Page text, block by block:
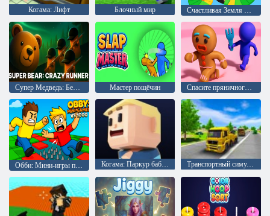
Когама: Лифт Блочный мир Счастливая Земля Обби
Супер Медведь: Безумный Бегун Мастер пощёчин Спасите пряничного человечка
Когама: Паркур бабули Транспортный симулятор вождения